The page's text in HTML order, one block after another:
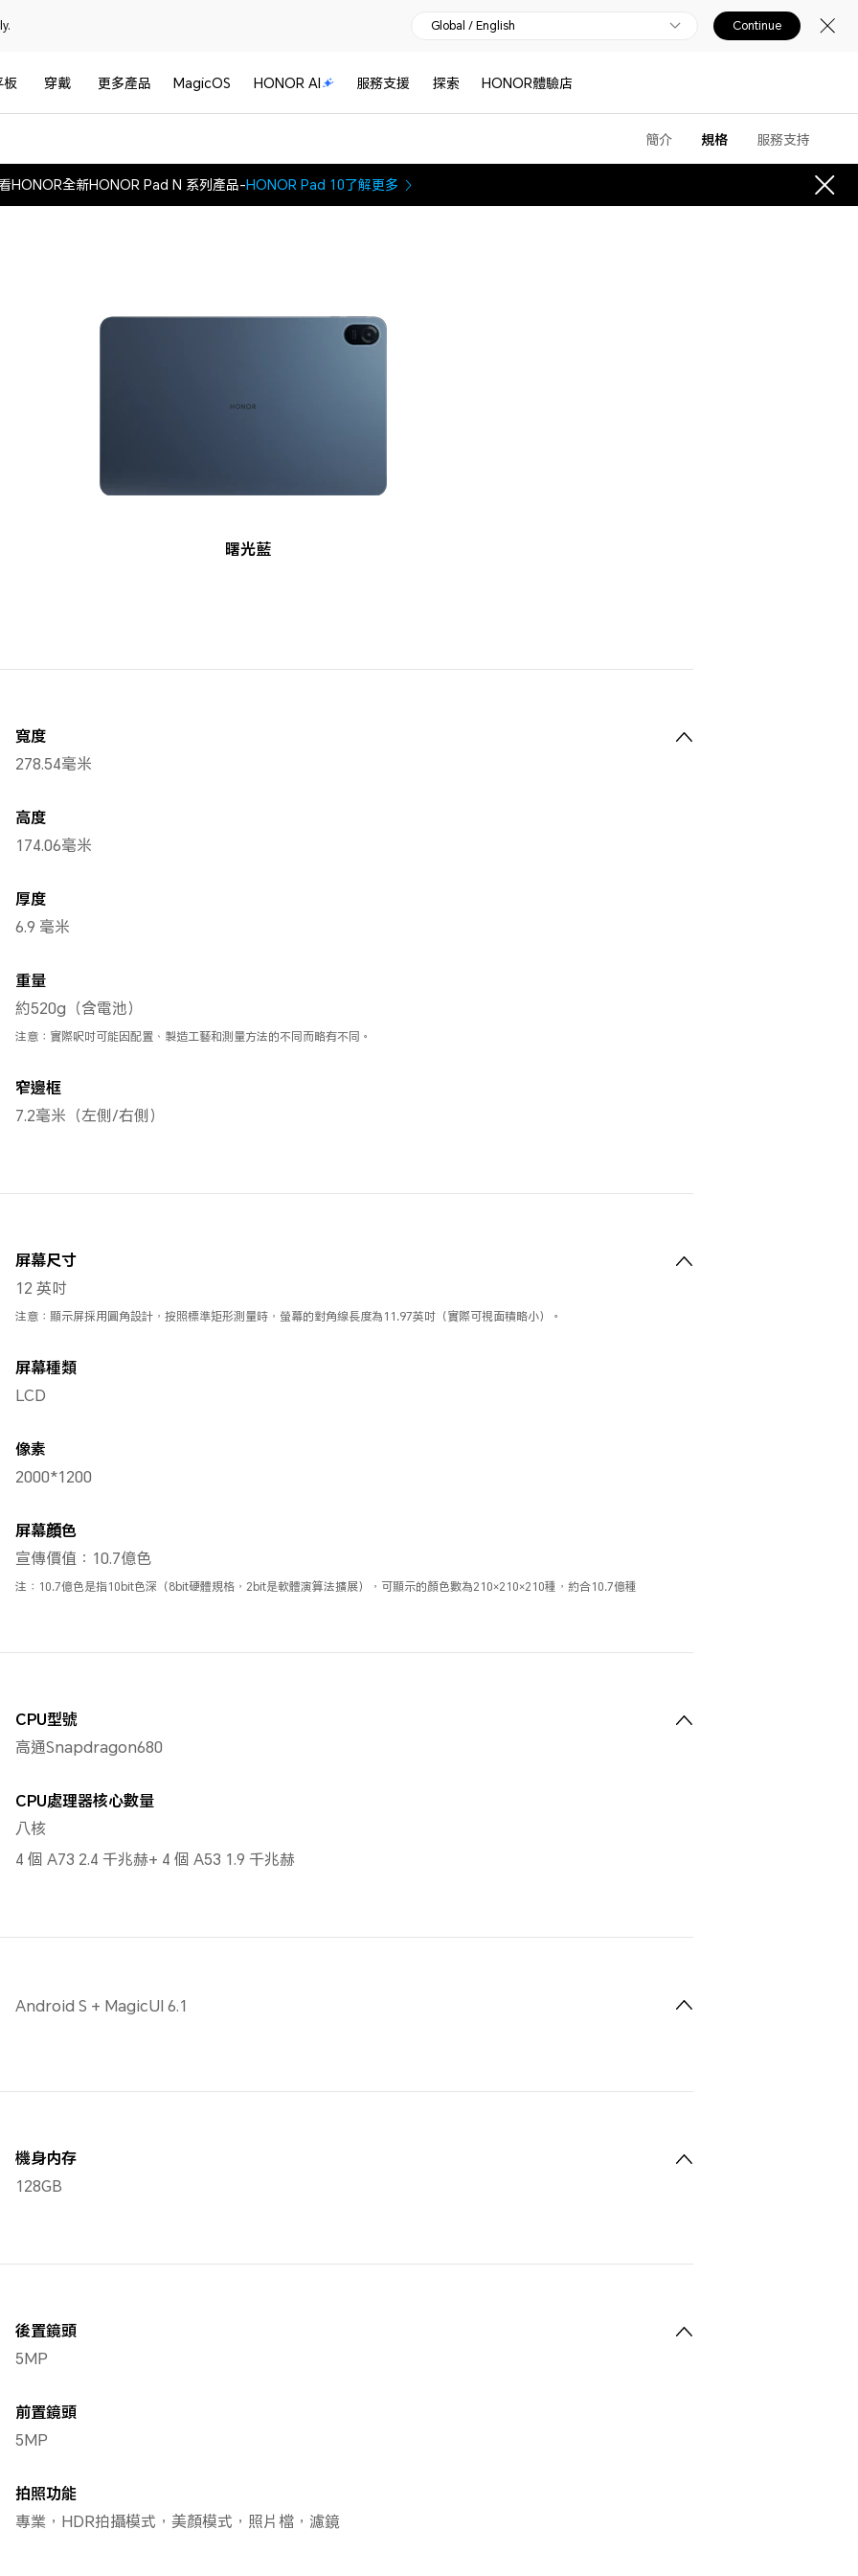
Global / English Continue
板 穿戴 更多產品 MagicOS HONOR AI 服務支援 探索 HONOR體驗店
簡介 規格 服務支持
HONOR全新HONOR Pad N 系列產品-HONOR Pad 10了解更多
曙光藍
寬度
278.54毫米
高度
174.06毫米
厚度
6.9 毫米
重量
約520g（含電池）
注意：實際呎吋可能因配置、製造工藝和測量方法的不同而略有不同。
窄邊框
7.2毫米（左側/右側）
屏幕尺寸
12 英吋
注意：顯示屏採用圓角設計，按照標準矩形測量時，螢幕的對角線長度為11.97英吋（實際可視面積略小）。
屏幕種類
LCD
像素
2000*1200
屏幕顔色
宣傳價值：10.7億色
注：10.7億色是指10bit色深（8bit硬體規格，2bit是軟體演算法擴展），可顯示的顏色數為210×210×210種，約合10.7億種
CPU型號
高通Snapdragon680
CPU處理器核心數量
八核
4 個 A73 2.4 千兆赫+ 4 個 A53 1.9 千兆赫
Android S + MagicUI 6.1
機身内存
128GB
後置鏡頭
5MP
前置鏡頭
5MP
拍照功能
專業，HDR拍攝模式，美顏模式，照片檔，濾鏡